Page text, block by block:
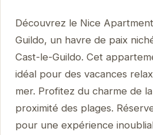
Découvrez le Nice
Guildo, un havre de paix
Cast-le-Guildo. Cet
idéal pour des vacances
mer. Profitez du charme de
proximité des plages.
pour une expérience